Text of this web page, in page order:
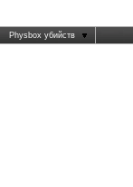
Physbox убийств